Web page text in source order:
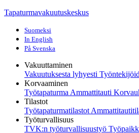
Tapaturmavakuutuskeskus
Suomeksi
In English
På Svenska
Vakuuttaminen
Vakuutuksesta lyhyesti
Korvaaminen
Työtapaturma Ammattitauti
Tilastot
Työtapaturmatilastot
Työturvallisuus
TVK:n työturvallisuustyö